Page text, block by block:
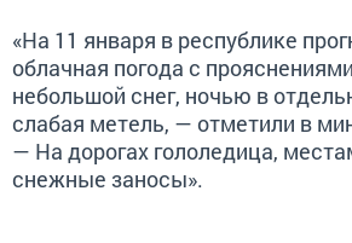
«На 11 января в республике
облачная погода с
небольшой снег, ночью в
слабая метель, — отметили в
— На дорогах гололедица,
снежные заносы».